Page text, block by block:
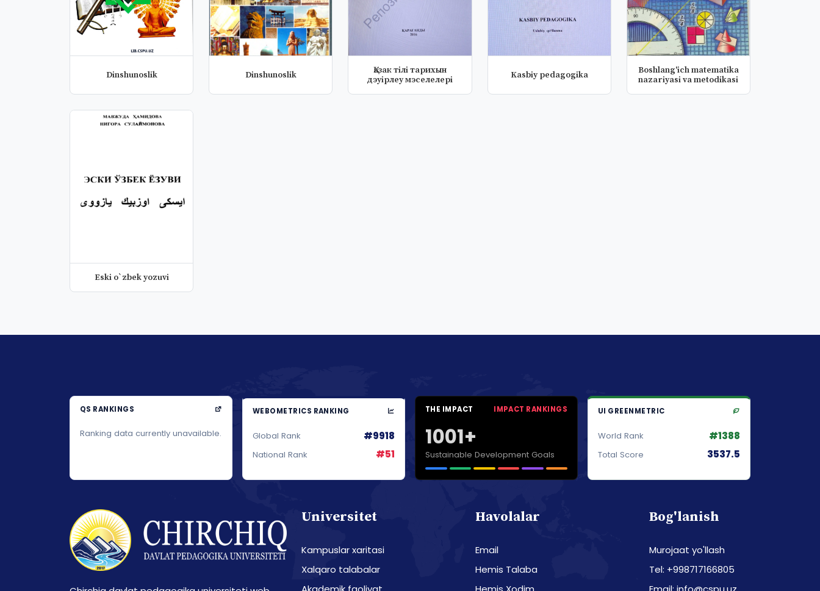
Dinshunoslik Dinshunoslik
Қазак тiлi тарихын
дэуipлеу мэселелерi
Kasbiy pedagogika
Boshlang'ich matematika
nazariyasi va metodikasi
Eski o`zbek yozuvi
QS RANKINGS
Ranking data currently unavailable.
WEBOMETRICS RANKING
Global Rank #9918
National Rank #51
THE IMPACT IMPACT RANKINGS
1001+
Sustainable Development Goals
UI GREENMETRIC
World Rank #1388
Total Score 3537.5
Universitet
Kampuslar xaritasi
Xalqaro talabalar
Havolalar
Email
Hemis Talaba
Bog'lanish
Murojaat yo'llash
Tel: +998717166805